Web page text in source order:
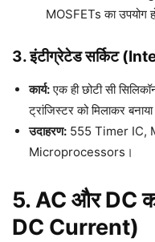
MOSFETs का उपयोग
3. इंटीग्रेटेड सर्किट
कार्य:एक ही छोटी सी
ट्रांजिस्टर को मिलाकर
उदाहरण: 555 Timer IC,
Microprocessors।
5. AC और DC
DC Current)